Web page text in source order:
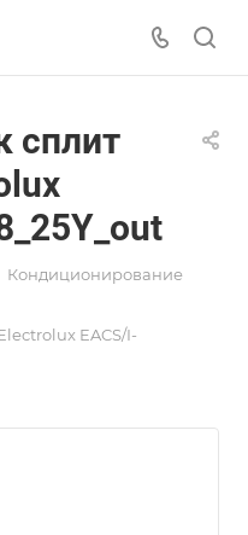
сплит
Кондиционирование
EACS/I-